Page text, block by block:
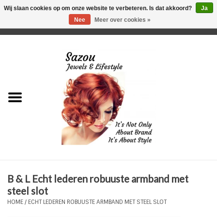
Just for Him
Plus Size Sieraden
B & L Echt lederen robuuste armband met
steel slot
HOME/ ECHT LEDEREN ROBUUSTE ARMBAND MET STEEL SLOT
Wij slaan cookies op om onze website te verbeteren. Is dat akkoord?
Ja
Nee
Meer over cookies »